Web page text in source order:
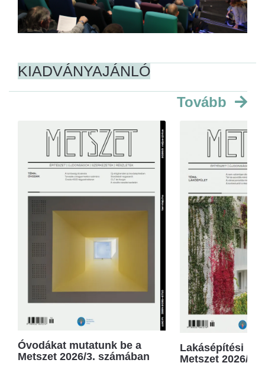
KIADVÁNYAJÁNLÓ
Tovább
Óvodákat mutatunk be a
Metszet 2026/3. számában
Lakásépítési
Metszet 2026/2.